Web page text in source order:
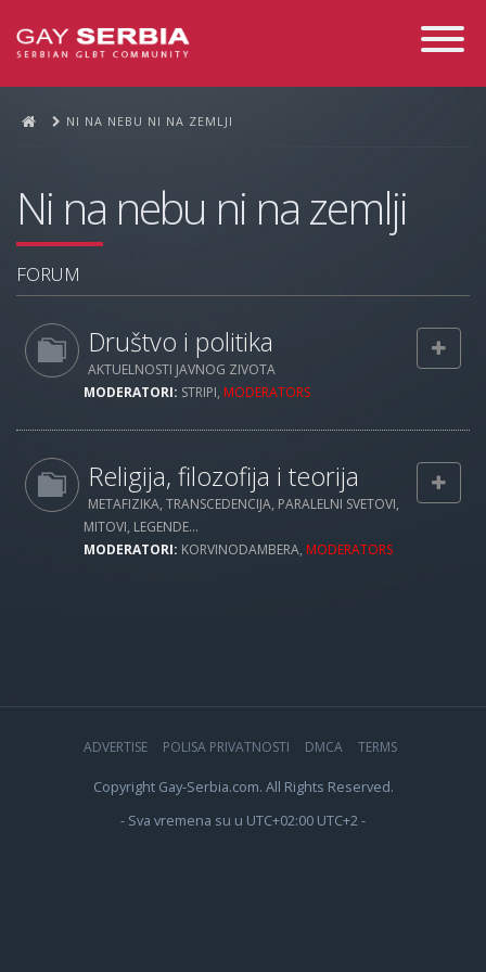
Toggle
NI NA NEBU NI NA ZEMLJI
Ni na nebu ni na zemlji
FORUM
Društvo i politika
AKTUELNOSTI JAVNOG ZIVOTA
MODERATORI: STRIPI, MODERATORS
Religija, filozofija i teorija
METAFIZIKA, TRANSCEDENCIJA, PARALELNI SVETOVI,
MITOVI, LEGENDE...
MODERATORI: KORVINODAMBERA, MODERATORS
ADVERTISE POLISA PRIVATNOSTI DMCA TERMS
Copyright Gay-Serbia.com. All Rights Reserved.
- Sva vremena su u UTC+02:00 UTC+2 -